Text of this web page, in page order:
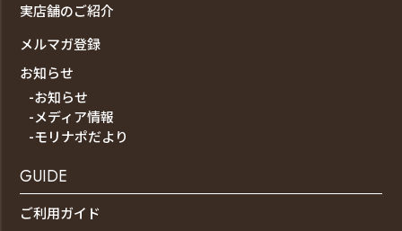
実店舗のご紹介
メルマガ登録
お知らせ
-お知らせ
-メディア情報
-モリナポだより
GUIDE
ご利用ガイド